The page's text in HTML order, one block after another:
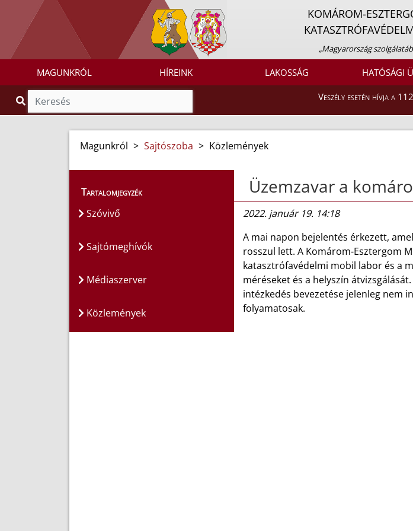
KOMÁROM-
„Magyarország
MAGUNKRÓL HÍREINK LAKOSSÁG HATÓSÁGI
Veszély esetén hívja a
Magunkról > Sajtószoba > Közlemények
Tartalomjegyzék
Szóvivő
Sajtómeghívók
Médiaszerver
Közlemények
Üzemzavar a
2022. január 19. 14:18
A mai napon bejelentés érkezett,
rosszul lett. A Komárom-Esztergom
katasztrófavédelmi mobil labor és a
méréseket és a helyszín
intézkedés bevezetése jelenleg nem
folyamatosak.